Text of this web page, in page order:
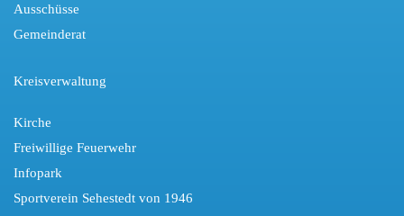
Ausschüsse
Gemeinderat
Kreisverwaltung
Kirche
Freiwillige Feuerwehr
Infopark
Sportverein Sehestedt von 1946